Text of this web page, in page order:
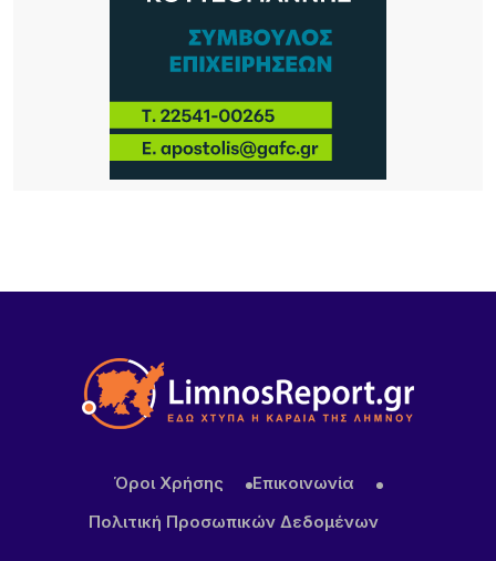
«Όταν η Αγάπη Πλημμυρίζει την Πόλη»: Συναυλία
Μητρόπολη Λήμνου
1 ΗΜΈΡΑ ΠΡΙΝ
Εθελοντές ένωσαν τις δυνάμεις τους για μια
Όροι Χρήσης
Επικοινωνία
Πολιτική Προσωπικών Δεδομένων